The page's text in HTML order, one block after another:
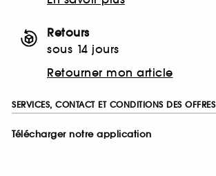
Retours
sous 14 jours
Retourner mon article
SERVICES, CONTACT ET CONDITIONS DES OFFRES
Télécharger notre application